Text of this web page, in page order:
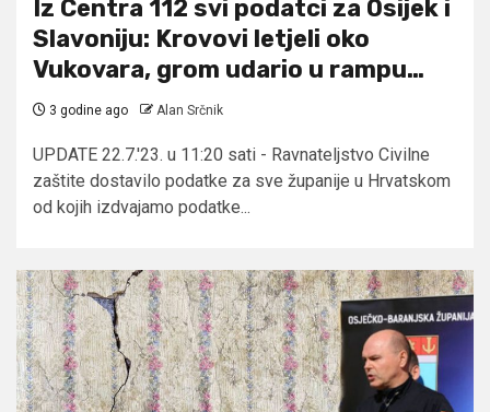
Iz Centra 112 svi podatci za Osijek i
Slavoniju: Krovovi letjeli oko
Vukovara, grom udario u rampu…
3 godine ago Alan Srčnik
UPDATE 22.7.'23. u 11:20 sati - Ravnateljstvo Civilne
zaštite dostavilo podatke za sve županije u Hrvatskom
od kojih izdvajamo podatke...